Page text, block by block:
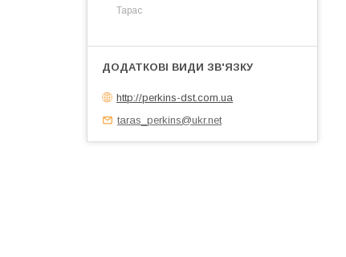
Тарас
http://perkins-dst.com.ua
taras_perkins@ukr.net